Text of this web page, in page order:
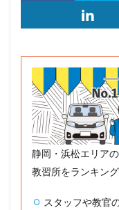
静岡・浜松エリア
教習所をランキン
スタッフや教官